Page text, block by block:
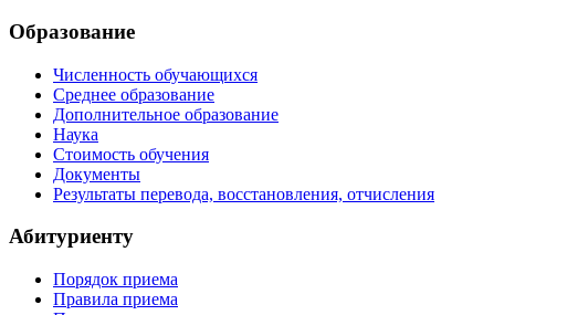
Образование
Численность обучающихся
Среднее образование
Дополнительное образование
Наука
Стоимость обучения
Документы
Результаты перевода, восстановления, отчисления
Абитуриенту
Порядок приема
Правила приема